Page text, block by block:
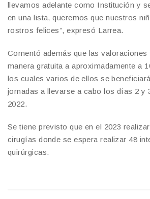
llevamos adelante como Institución y
en una lista, queremos que nuestros
rostros felices”, expresó Larrea.
Comentó además que las valoraciones
manera gratuita a aproximadamente a
los cuales varios de ellos se
jornadas a llevarse a cabo los días 2 y
2022.
Se tiene previsto que en el 2023
cirugías donde se espera realizar 48
quirúrgicas.